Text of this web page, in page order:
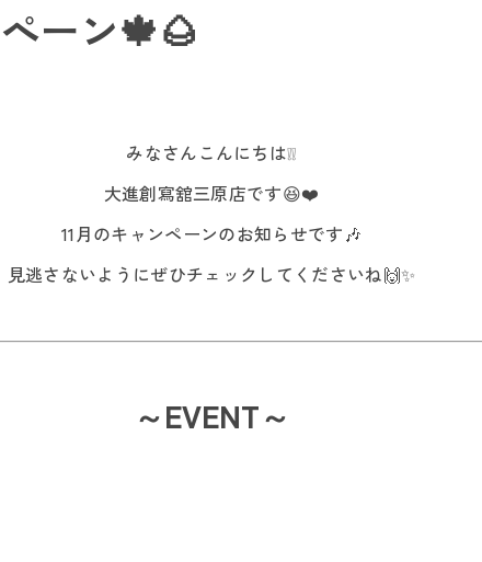
ーン🍁🌰
みなさんこんにちは❕❕
大進創寫舘三原店です😆❤️
11月のキャンペーンのお知らせです🎶
見逃さないようにぜひチェックしてくださいね🙌✨
～EVENT～